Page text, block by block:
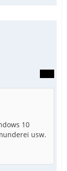
10
usw.